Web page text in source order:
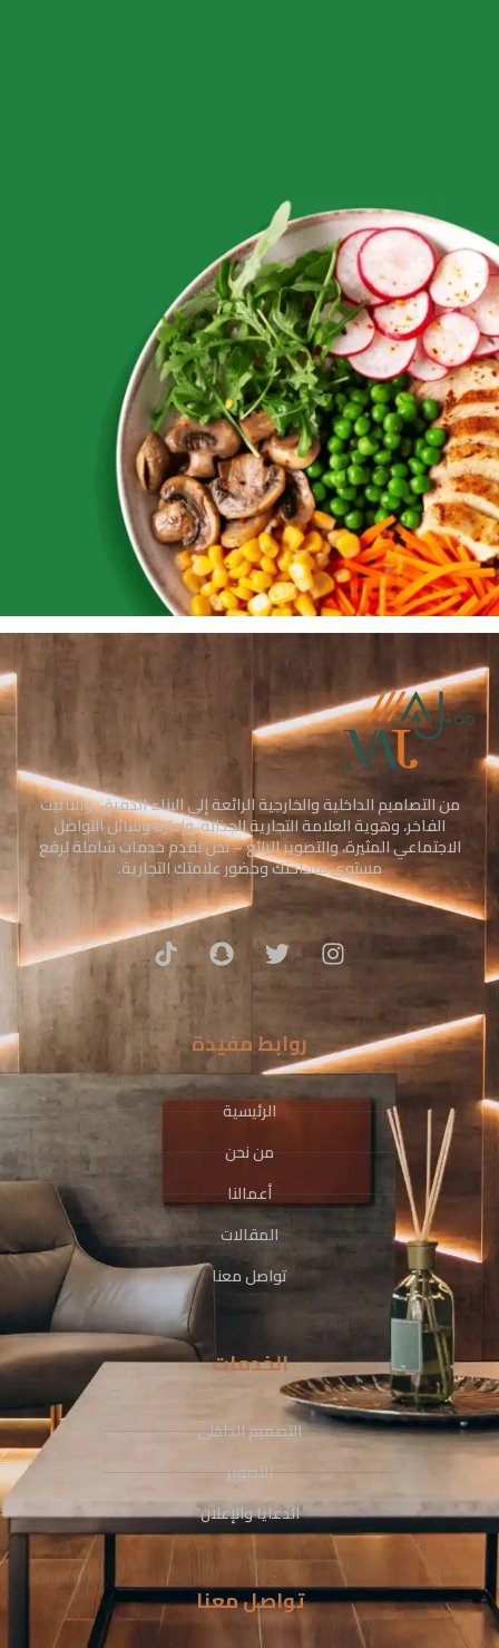
من التصاميم الداخلية والخارجية الرائعة إلى البناء الدقيق، والتأثيث
الفاخر، وهوية العلامة التجارية الجذابة، وإدارة وسائل التواصل
الاجتماعي المثيرة، والتصوير الرائع – نحن نقدم خدمات شاملة لرفع
مستوى مساحتك وحضور علامتك التجارية.
روابط مفيدة
الرئيسية
من نحن
أعمالنا
المقالات
تواصل معنا
الخدمات
التصميم الداخلي
التصوير
الدعايا والإعلان
تواصل معنا